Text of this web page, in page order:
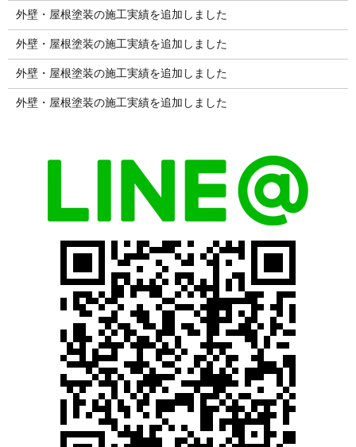
外壁・屋根塗装の施工実績を追加しました
外壁・屋根塗装の施工実績を追加しました
外壁・屋根塗装の施工実績を追加しました
外壁・屋根塗装の施工実績を追加しました